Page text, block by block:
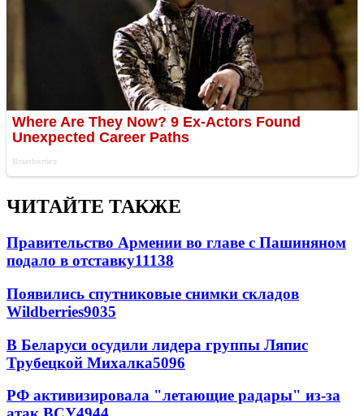
ЧИТАЙТЕ ТАКЖЕ
Правительство Армении во главе с Пашиняном
подало в отставку11138
Появились спутниковые снимки складов
Wildberries9035
В Беларуси осудили лидера группы Ляпис
Трубецкой Михалка5096
РФ активизировала "летающие радары" из-за